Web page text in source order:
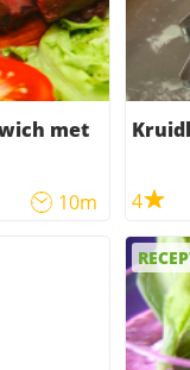
met
10m 4